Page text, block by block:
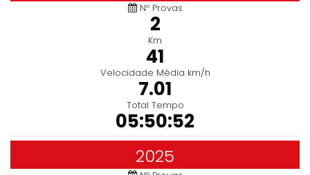
Nº Provas
2
Km
41
Velocidade Média km/h
7.01
Total Tempo
05:50:52
2025